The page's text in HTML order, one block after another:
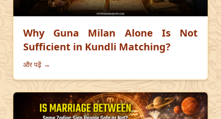
Why Guna Milan Alone Is Not
Sufficient in Kundli Matching?
और पढ़ें →